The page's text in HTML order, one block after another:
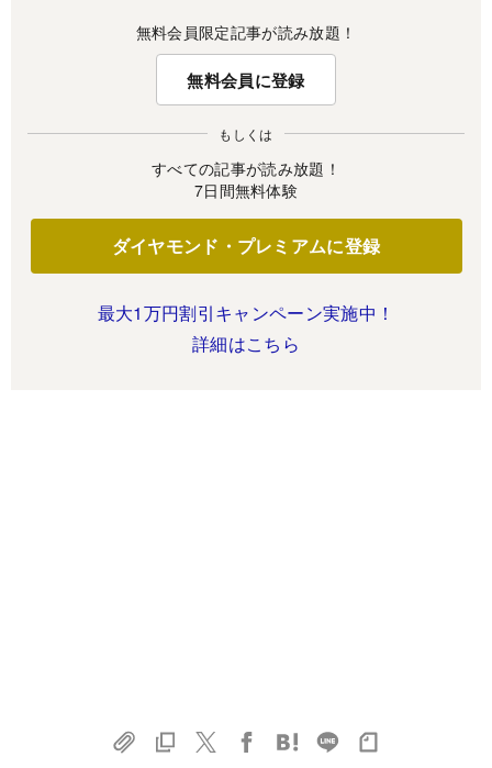
無料会員限定記事が読み放題！
無料会員に登録
もしくは
すべての記事が読み放題！
7日間無料体験
ダイヤモンド・プレミアムに登録
最大1万円割引キャンペーン実施中！
詳細はこちら